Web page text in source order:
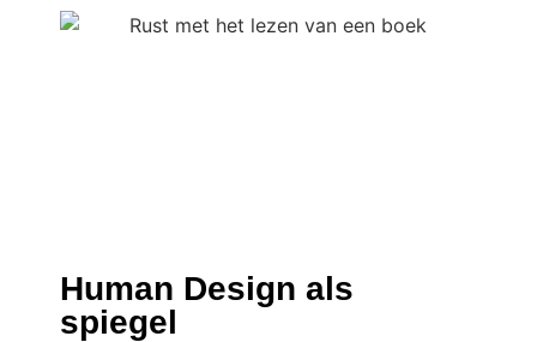
Human Design als
spiegel